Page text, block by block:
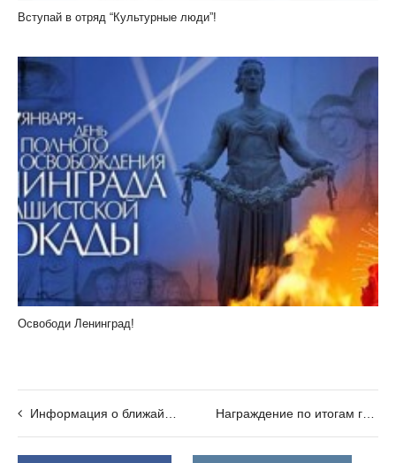
Вступай в отряд “Культурные люди”!
Освободи Ленинград!
Информация о ближайшем квесте